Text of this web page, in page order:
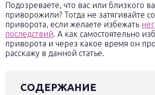
Подозреваете, что вас или близкого
приворожили? Тогда не затягивайте
приворота, если желаете избежать
последствий. А как самостоятельно
приворота и через какое время он
расскажу в данной статье.
СОДЕРЖАНИЕ